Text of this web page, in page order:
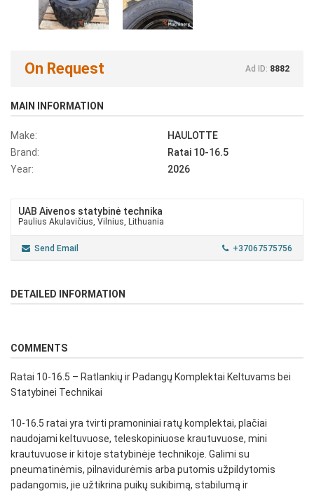
On Request Ad ID: 8882
MAIN INFORMATION
Make:
HAULOTTE
Brand:
Ratai 10-16.5
Year:
2026
UAB Aivenos statybinė technika
Paulius Akulavičius, Vilnius, Lithuania
Send Email +37067575756
DETAILED INFORMATION
COMMENTS
Ratai 10-16.5 – Ratlankių ir Padangų Komplektai Keltuvams bei
Statybinei Technikai
10-16.5 ratai yra tvirti pramoniniai ratų komplektai, plačiai
naudojami keltuvuose, teleskopiniuose krautuvuose, mini
krautuvuose ir kitoje statybinėje technikoje. Galimi su
pneumatinėmis, pilnavidurėmis arba putomis užpildytomis
padangomis, jie užtikrina puikų sukibimą, stabilumą ir